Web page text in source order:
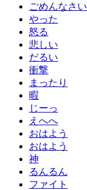
ごめんなさい
やった
怒る
悲しい
だるい
衝撃
まったり
暇
じーっ
えへへ
おはよう
おはよう
神
るんるん
ファイト